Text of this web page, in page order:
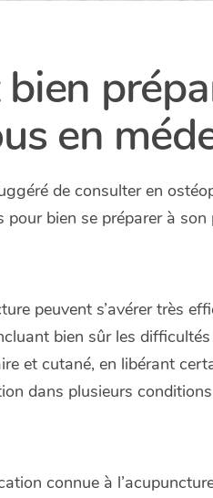
en
de consulter en
bien se préparer à son
peuvent s’avérer très
bien sûr les
et cutané, en libérant
dans plusieurs
connue à